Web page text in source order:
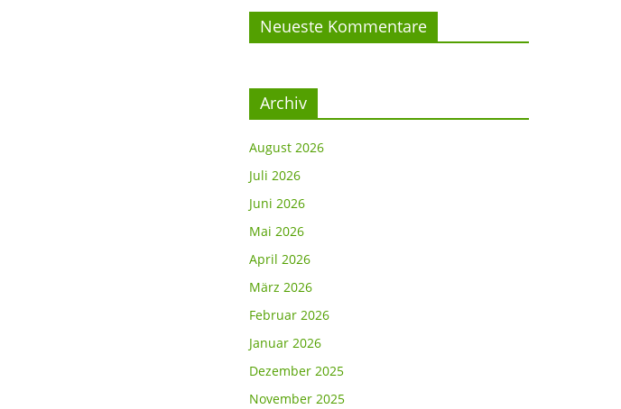
Neueste Kommentare
Archiv
August 2026
Juli 2026
Juni 2026
Mai 2026
April 2026
März 2026
Februar 2026
Januar 2026
Dezember 2025
November 2025